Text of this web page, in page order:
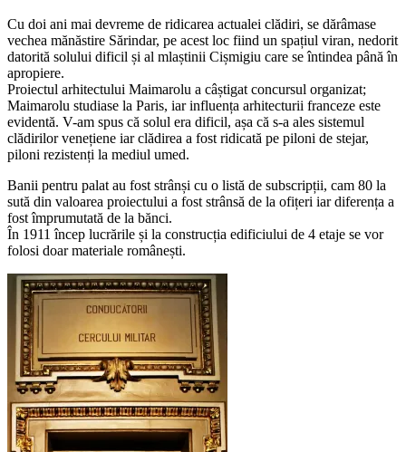
Cu doi ani mai devreme de ridicarea actualei clădiri, se dărâmase
vechea mănăstire Sărindar, pe acest loc fiind un spațiul viran, nedorit
datorită solului dificil și al mlaștinii Cișmigiu care se întindea până în
apropiere.
Proiectul arhitectului Maimarolu a câștigat concursul organizat;
Maimarolu studiase la Paris, iar influența arhitecturii franceze este
evidentă. V-am spus că solul era dificil, așa că s-a ales sistemul
clădirilor venețiene iar clădirea a fost ridicată pe piloni de stejar,
piloni rezistenți la mediul umed.
Banii pentru palat au fost strânși cu o listă de subscripții, cam 80 la
sută din valoarea proiectului a fost strânsă de la ofițeri iar diferența a
fost împrumutată de la bănci.
În 1911 încep lucrările și la construcția edificiului de 4 etaje se vor
folosi doar materiale românești.